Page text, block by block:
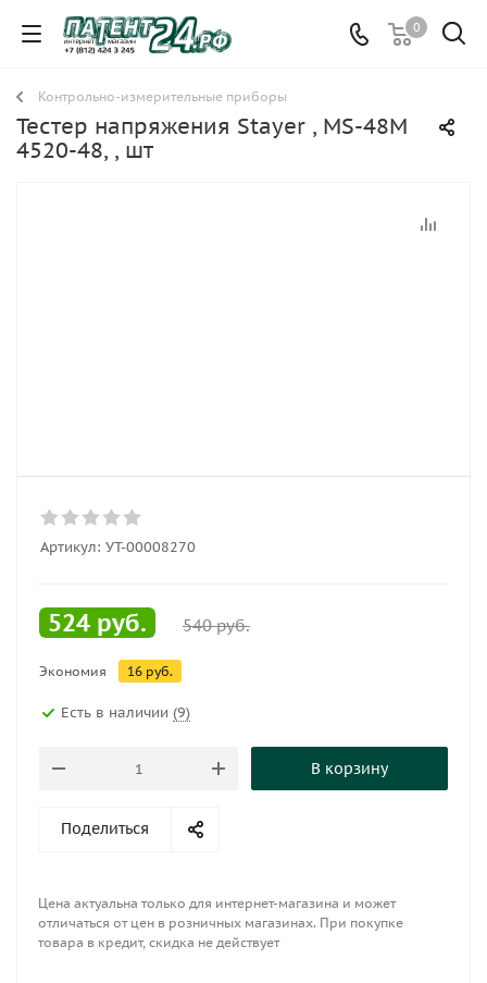
0
Контрольно-измерительные приборы
Тестер напряжения Stayer , MS-48M
4520-48, , шт
Артикул: УТ-00008270
524 руб. 540руб.
Экономия 16 руб.
Есть в наличии (9)
В корзину
Поделиться
Цена актуальна только для интернет-магазина и может
отличаться от цен в розничных магазинах. При покупке
товара в кредит, скидка не действует